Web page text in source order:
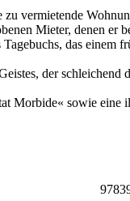
zu vermietende
Mieter, denen er
das
der
Morbide« sowie